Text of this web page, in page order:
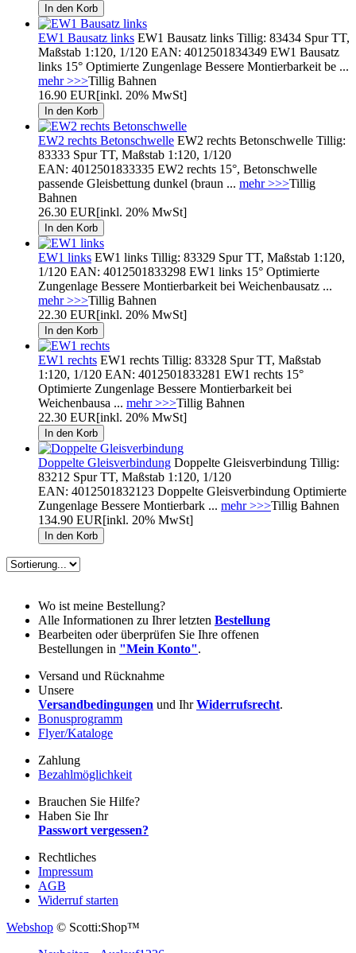
EW1 Bausatz links EW1 Bausatz links Tillig: 83434 Spur TT,
Maßstab 1:120, 1/120 EAN: 4012501834349 EW1 Bausatz
links 15° Optimierte Zungenlage Bessere Montierbarkeit be ...
mehr >>>Tillig Bahnen
16.90 EUR[inkl. 20% MwSt]
EW2 rechts Betonschwelle EW2 rechts Betonschwelle Tillig:
83333 Spur TT, Maßstab 1:120, 1/120
EAN: 4012501833335 EW2 rechts 15°, Betonschwelle
passende Gleisbettung dunkel (braun ... mehr >>>Tillig
Bahnen
26.30 EUR[inkl. 20% MwSt]
EW1 links EW1 links Tillig: 83329 Spur TT, Maßstab 1:120,
1/120 EAN: 4012501833298 EW1 links 15° Optimierte
Zungenlage Bessere Montierbarkeit bei Weichenbausatz ...
mehr >>>Tillig Bahnen
22.30 EUR[inkl. 20% MwSt]
EW1 rechts EW1 rechts Tillig: 83328 Spur TT, Maßstab
1:120, 1/120 EAN: 4012501833281 EW1 rechts 15°
Optimierte Zungenlage Bessere Montierbarkeit bei
Weichenbausa ... mehr >>>Tillig Bahnen
22.30 EUR[inkl. 20% MwSt]
Doppelte Gleisverbindung Doppelte Gleisverbindung Tillig:
83212 Spur TT, Maßstab 1:120, 1/120
EAN: 4012501832123 Doppelte Gleisverbindung Optimierte
Zungenlage Bessere Montierbark ... mehr >>>Tillig Bahnen
134.90 EUR[inkl. 20% MwSt]
Wo ist meine Bestellung?
Alle Informationen zu Ihrer letzten Bestellung
Bearbeiten oder überprüfen Sie Ihre offenen
Bestellungen in "Mein Konto".
Versand und Rücknahme
Unsere
Versandbedingungen und IhrWiderrufsrecht.
Bonusprogramm
Flyer/Kataloge
Zahlung
Bezahlmöglichkeit
Brauchen Sie Hilfe?
Haben Sie Ihr
Passwort vergessen?
Rechtliches
Impressum
AGB
Widerruf starten
Webshop © Scotti:Shop™